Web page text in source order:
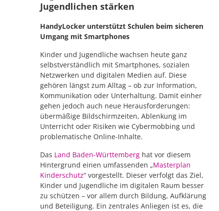
Jugendlichen stärken
HandyLocker unterstützt Schulen beim sicheren
Umgang mit Smartphones
Kinder und Jugendliche wachsen heute ganz
selbstverständlich mit Smartphones, sozialen
Netzwerken und digitalen Medien auf. Diese
gehören längst zum Alltag – ob zur Information,
Kommunikation oder Unterhaltung. Damit einher
gehen jedoch auch neue Herausforderungen:
übermäßige Bildschirmzeiten, Ablenkung im
Unterricht oder Risiken wie Cybermobbing und
problematische Online-Inhalte.
Das Land Baden-Württemberg hat vor diesem
Hintergrund einen umfassenden „Masterplan
Kinderschutz“ vorgestellt. Dieser verfolgt das Ziel,
Kinder und Jugendliche im digitalen Raum besser
zu schützen – vor allem durch Bildung, Aufklärung
und Beteiligung. Ein zentrales Anliegen ist es, die